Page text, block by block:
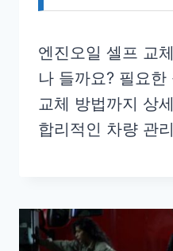
엔진오일 셀프 교
나 들까요? 필요
교체 방법까지 상
합리적인 차량 관